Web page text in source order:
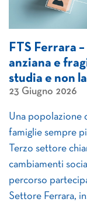
FTS Ferrara
anziana e
studia e non
23 Giugno 2026
Una popolazione
famiglie sempre
Terzo settore
cambiamenti
percorso
Settore Ferrara,